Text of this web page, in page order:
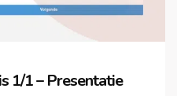
1/1 – Presentatie